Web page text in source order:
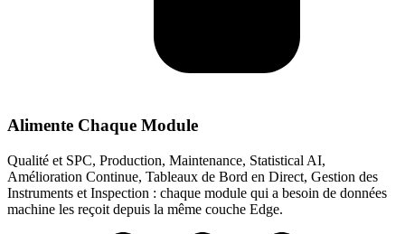
Alimente Chaque Module
Qualité et SPC, Production, Maintenance, Statistical AI,
Amélioration Continue, Tableaux de Bord en Direct, Gestion des
Instruments et Inspection : chaque module qui a besoin de données
machine les reçoit depuis la même couche Edge.